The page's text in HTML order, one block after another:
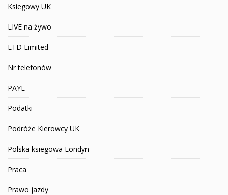
Ksiegowy UK
LIVE na żywo
LTD Limited
Nr telefonów
PAYE
Podatki
Podróże Kierowcy UK
Polska ksiegowa Londyn
Praca
Prawo jazdy